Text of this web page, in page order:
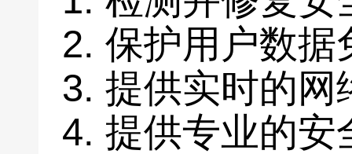
2. 保护用户数据
3. 提供实时的网
4. 提供专业的安